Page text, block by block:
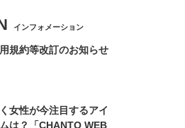
インフォメーション
規約等改訂のお知らせ
女性が今注目するアイ
は？「CHANTO WEB